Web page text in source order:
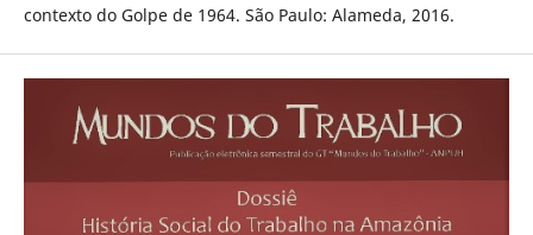
contexto do Golpe de 1964. São Paulo: Alameda, 2016.